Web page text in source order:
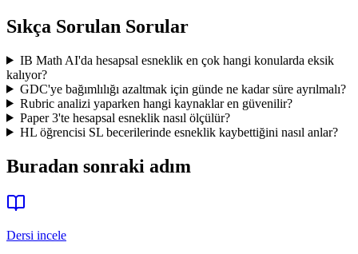
Sıkça Sorulan Sorular
IB Math AI'da hesapsal esneklik en çok hangi konularda eksik
kalıyor?
GDC'ye bağımlılığı azaltmak için günde ne kadar süre ayrılmalı?
Rubric analizi yaparken hangi kaynaklar en güvenilir?
Paper 3'te hesapsal esneklik nasıl ölçülür?
HL öğrencisi SL becerilerinde esneklik kaybettiğini nasıl anlar?
Buradan sonraki adım
Dersi incele